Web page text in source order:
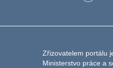
Zřizovatelem portálu
Ministerstvo práce a